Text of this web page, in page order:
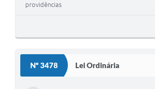
providências
Nº 3478 Lei Ordinária